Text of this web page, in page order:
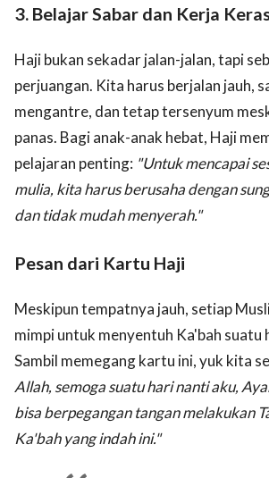
3. Belajar Sabar dan Kerja
Haji bukan sekadar jalan-jalan, tapi
perjuangan. Kita harus berjalan jauh,
mengantre, dan tetap tersenyum
panas. Bagi anak-anak hebat, Haji
pelajaran penting: "Untuk mencapai
mulia, kita harus berusaha dengan
dan tidak mudah menyerah."
Pesan dari Kartu Haji
Meskipun tempatnya jauh, setiap
mimpi untuk menyentuh Ka'bah suatu
Sambil memegang kartu ini, yuk kita
Allah, semoga suatu hari nanti aku,
bisa berpegangan tangan melakukan
Ka'bah yang indah ini."